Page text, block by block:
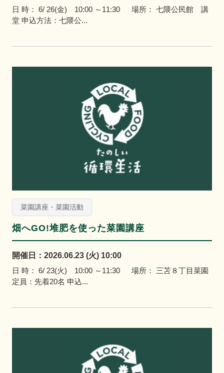
日 時： 6/ 26(金) 10:00 ～11:30 場所： 七隈公民館 講
堂 申込方法：七隈公...
菜園講座・菜園活動
畑へGO!堆肥を使った菜園講座
開催日：2026.06.23 (火) 10:00
日 時： 6/ 23(火) 10:00 ～11:30 場所： 三苫８丁目菜園
定員：先着20名 申込...